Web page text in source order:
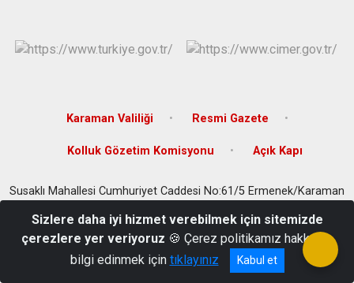
Karaman Valiliği Resmi Gazete
Kolluk Gözetim Komisyonu Açık Kapı
Susaklı Mahallesi Cumhuriyet Caddesi No:61/5 Ermenek/Karaman
0 338 716 24 24
Sizlere daha iyi hizmet verebilmek için sitemizde
çerezlere yer veriyoruz 🍪 Çerez politikamız hakkında
bilgi edinmek için tıklayınız Kabul et